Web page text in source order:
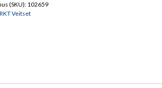
(SKU): 102659
Veitset